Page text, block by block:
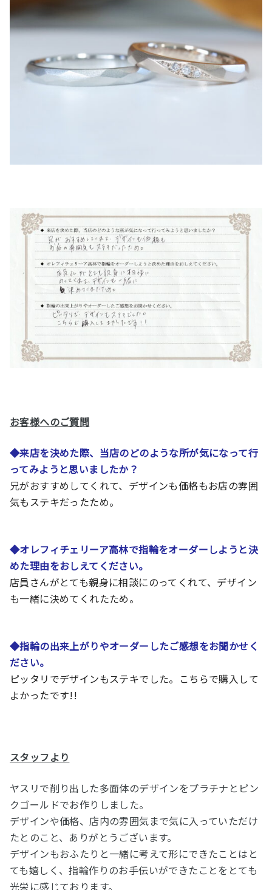
お客様へのご質問
◆来店を決めた際、当店のどのような所が気になって行
ってみようと思いましたか？
兄がおすすめしてくれて、デザインも価格もお店の雰囲
気もステキだったため。
◆オレフィチェリーア高林で指輪をオーダーしようと決
めた理由をおしえてください。
店員さんがとても親身に相談にのってくれて、デザイン
も一緒に決めてくれたため。
◆指輪の出来上がりやオーダーしたご感想をお聞かせく
ださい。
ピッタリでデザインもステキでした。こちらで購入して
よかったです!!
スタッフより
ヤスリで削り出した多面体のデザインをプラチナとピン
クゴールドでお作りしました。
デザインや価格、店内の雰囲気まで気に入っていただけ
たとのこと、ありがとうございます。
デザインもおふたりと一緒に考えて形にできたことはと
ても嬉しく、指輪作りのお手伝いができたことをとても
光栄に感じております。